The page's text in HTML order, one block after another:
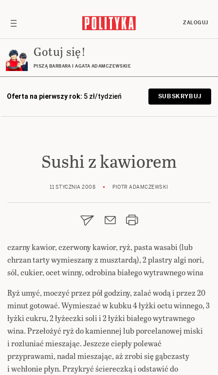
ZALOGUJ
Gotuj się!
PISZĄ BARBARA I AGATA ADAMCZEWSKIE
Oferta na pierwszy rok: 5 zł/tydzień SUBSKRYBUJ
Sushi z kawiorem
11 STYCZNIA 2008 PIOTR ADAMCZEWSKI
czarny kawior, czerwony kawior, ryż, pasta wasabi (lub
chrzan tarty wymieszany z musztardą), 2 plastry algi nori,
sól, cukier, ocet winny, odrobina białego wytrawnego wina
Ryż umyć, moczyć przez pół godziny, zalać wodą i przez 20
minut gotować. Wymieszać w kubku 4 łyżki octu winnego, 3
łyżki cukru, 2 łyżeczki soli i 2 łyżki białego wytrawnego
wina. Przełożyć ryż do kamiennej lub porcelanowej miski
i rozluniać mieszając. Jeszcze ciepły polewać
przyprawami, nadal mieszając, aż zrobi się gąbczasty
i wchłonie płyn. Przykryć ściereczką i odstawić do